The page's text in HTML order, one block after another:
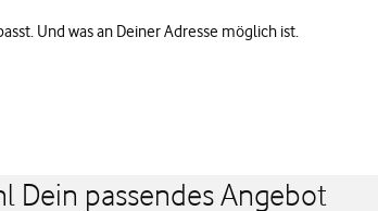
Und was an Deiner Adresse möglich ist.
Dein passendes Angebot